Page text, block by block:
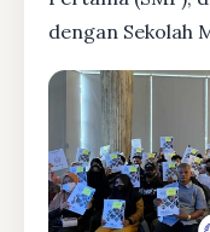
dengan Sekolah